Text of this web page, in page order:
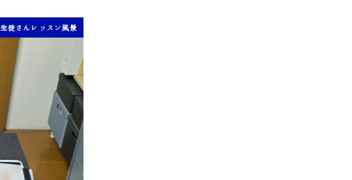
生徒さんレッスン風景